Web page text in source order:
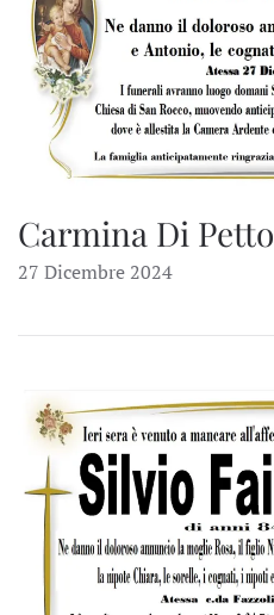
Carmina Di Petto
27 Dicembre 2024